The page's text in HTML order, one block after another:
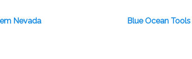
Nevada Blue Ocean